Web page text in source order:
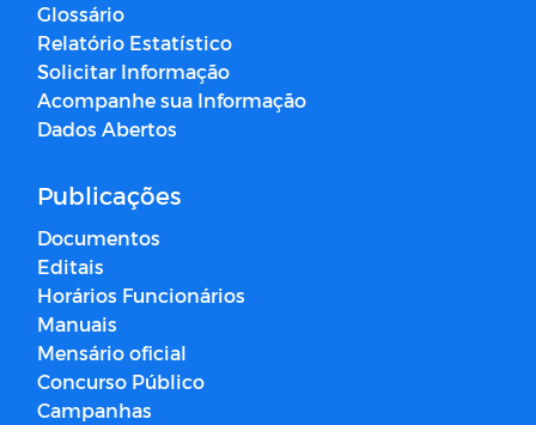
Glossário
Relatório Estatístico
Solicitar Informação
Acompanhe sua Informação
Dados Abertos
Publicações
Documentos
Editais
Horários Funcionários
Manuais
Mensário oficial
Concurso Público
Campanhas